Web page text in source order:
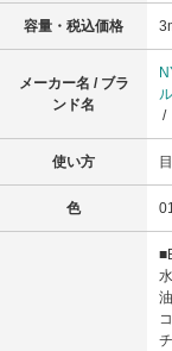
容量・税込価格
メーカー名 / ブラ
ンド名
/
使い方
色